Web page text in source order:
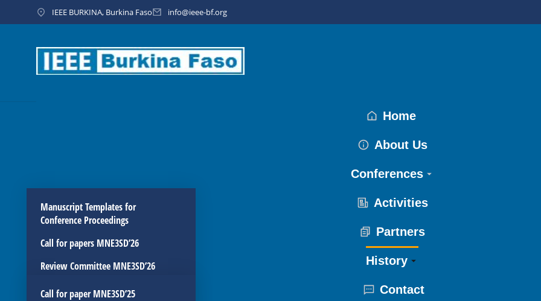
IEEE BURKINA, Burkina Faso info@ieee-bf.org
Home
About Us
Conferences
Manuscript Templates for
Conference Proceedings
Call for papers MNE3SD’26
Review Committee MNE3SD’26
Organizing Committee MNE3SD’26
Activities
Partners
History
Call for paper MNE3SD’25
Contact